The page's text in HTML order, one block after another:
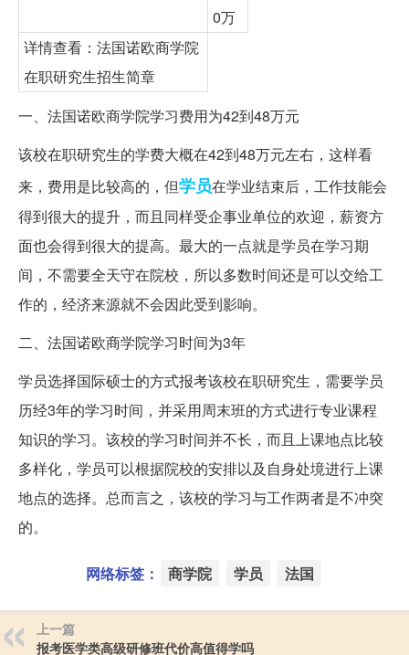
0万
详情查看：法国诺欧商学院
在职研究生招生简章
一、法国诺欧商学院学习费用为42到48万元
该校在职研究生的学费大概在42到48万元左右，这样看
来，费用是比较高的，但学员在学业结束后，工作技能会
得到很大的提升，而且同样受企事业单位的欢迎，薪资方
面也会得到很大的提高。最大的一点就是学员在学习期
间，不需要全天守在院校，所以多数时间还是可以交给工
作的，经济来源就不会因此受到影响。
二、法国诺欧商学院学习时间为3年
学员选择国际硕士的方式报考该校在职研究生，需要学员
历经3年的学习时间，并采用周末班的方式进行专业课程
知识的学习。该校的学习时间并不长，而且上课地点比较
多样化，学员可以根据院校的安排以及自身处境进行上课
地点的选择。总而言之，该校的学习与工作两者是不冲突
的。
网络标签： 商学院 学员 法国
上一篇
报考医学类高级研修班代价高值得学吗